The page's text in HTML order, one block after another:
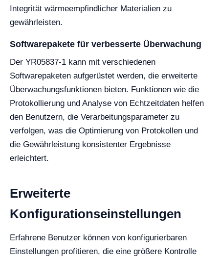
Integrität wärmeempfindlicher Materialien zu
gewährleisten.
Softwarepakete für verbesserte Überwachung
Der YR05837-1 kann mit verschiedenen
Softwarepaketen aufgerüstet werden, die erweiterte
Überwachungsfunktionen bieten. Funktionen wie die
Protokollierung und Analyse von Echtzeitdaten helfen
den Benutzern, die Verarbeitungsparameter zu
verfolgen, was die Optimierung von Protokollen und
die Gewährleistung konsistenter Ergebnisse
erleichtert.
Erweiterte
Konfigurationseinstellungen
Erfahrene Benutzer können von konfigurierbaren
Einstellungen profitieren, die eine größere Kontrolle